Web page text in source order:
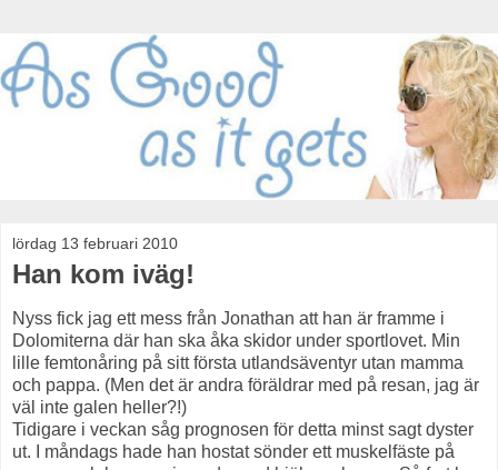
lördag 13 februari 2010
Han kom iväg!
Nyss fick jag ett mess från Jonathan att han är framme i
Dolomiterna där han ska åka skidor under sportlovet. Min
lille femtonåring på sitt första utlandsäventyr utan mamma
och pappa. (Men det är andra föräldrar med på resan, jag är
väl inte galen heller?!)
Tidigare i veckan såg prognosen för detta minst sagt dyster
ut. I måndags hade han hostat sönder ett muskelfäste på